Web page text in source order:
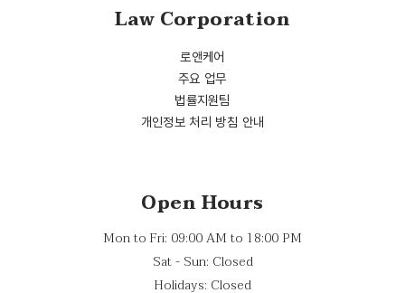
Law Corporation
로앤케어
주요 업무
법률지원팀
개인정보 처리 방침 안내
Open Hours
Mon to Fri: 09:00 AM to 18:00 PM
Sat - Sun: Closed
Holidays: Closed